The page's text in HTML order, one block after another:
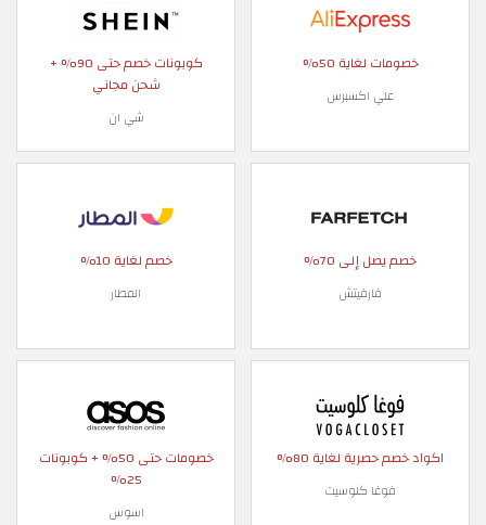
خصومات لغاية 50%
علي اكسبرس
كوبونات خصم حتى 90% +
شحن مجاني
شي ان
خصم يصل إلى 70%
فارفيتش
خصم لغاية 10%
المطار
اكواد خصم حصرية لغاية 80%
فوغا كلوسيت
خصومات حتى 50% + كوبونات
25%
اسوس